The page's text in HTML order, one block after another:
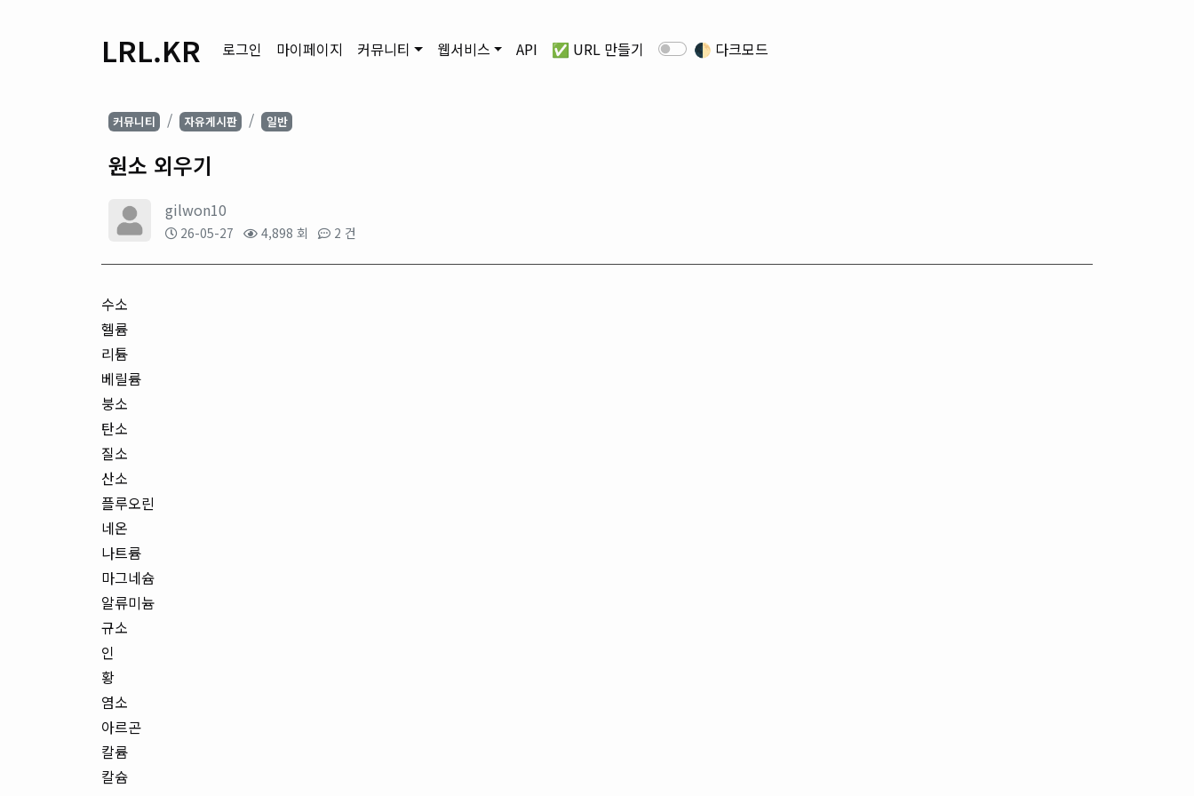
LRL.KR 로그인 마이페이지 커뮤니티 웹서비스 API ✅ URL 만들기 🌓 다크모드
커뮤니티 자유게시판 일반
원소 외우기
gilwon10
26-05-27 4,898 회 2 건
수소
헬륨
리튬
베릴륨
붕소
탄소
질소
산소
플루오린
네온
나트륨
마그네슘
알류미늄
규소
인
황
염소
아르곤
칼륨
칼슘